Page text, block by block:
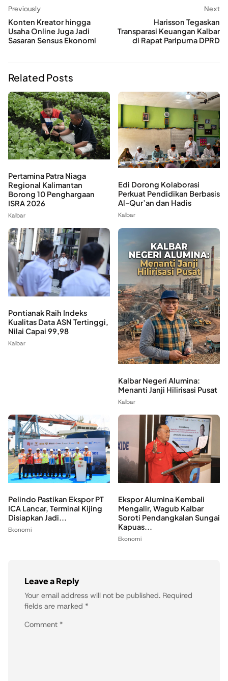
Previously
Konten Kreator hingga
Usaha Online Juga Jadi
Sasaran Sensus Ekonomi
Next
Harisson Tegaskan
Transparasi Keuangan Kalbar
di Rapat Paripurna DPRD
Related Posts
Pertamina Patra Niaga
Regional Kalimantan
Borong 10 Penghargaan
ISRA 2026
Kalbar
Edi Dorong Kolaborasi
Perkuat Pendidikan Berbasis
Al-Qur’an dan Hadis
Kalbar
Pontianak Raih Indeks
Kualitas Data ASN Tertinggi,
Nilai Capai 99,98
Kalbar
Kalbar Negeri Alumina:
Menanti Janji Hilirisasi Pusat
Kalbar
Pelindo Pastikan Ekspor PT
ICA Lancar, Terminal Kijing
Disiapkan Jadi...
Ekonomi
Ekspor Alumina Kembali
Mengalir, Wagub Kalbar
Soroti Pendangkalan Sungai
Kapuas...
Ekonomi
Leave a Reply
Your email address will not be published. Required
fields are marked *
Comment *